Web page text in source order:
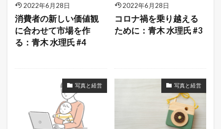
2022年6月28日
消費者の新しい価値観
に合わせて市場を作
る：青木 水理氏 #4
2022年6月28日
コロナ禍を乗り越える
ために：青木 水理氏 #3
写真と経営 写真と経営